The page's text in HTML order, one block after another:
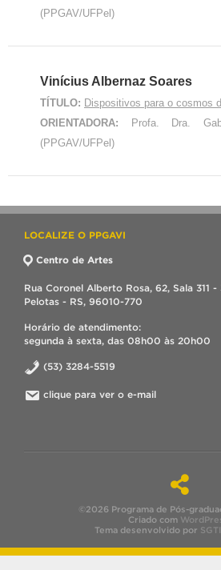
(PPGAV/UFPel)
Vinícius Albernaz Soares
TÍTULO: Dispositivos para o cosmos
ORIENTADORA: Profa. Dra.
(PPGAV/UFPel)
LOCALIZE O PPGAVI
Centro de Artes
Rua Coronel Alberto Rosa, 62, Sala 311
Pelotas - RS, 96010-770
Horário de atendimento:
segunda à sexta, das 08h00 às 20h00
(53) 3284-5519
clique para ver o e-mail
©2026 Programa de Pós-
Criado com
Tema desenvolvido por